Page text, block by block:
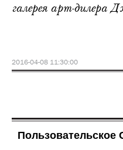
галерея арт-дилера
2016-04-08 11:30:00
Пользовательское